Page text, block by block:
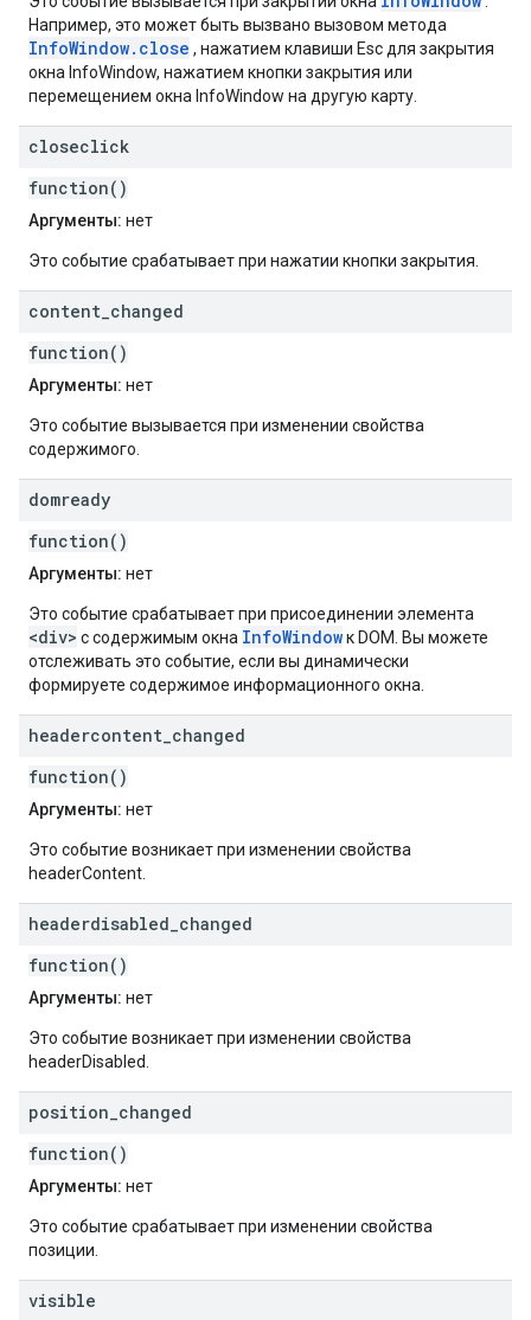
Например, это может быть вызвано вызовом метода
InfoWindow.close , нажатием клавиши Esc для закрытия
окна InfoWindow, нажатием кнопки закрытия или
перемещением окна InfoWindow на другую карту.
closeclick
function()
Аргументы: нет
Это событие срабатывает при нажатии кнопки закрытия.
content changed
function()
Аргументы: нет
Это событие вызывается при изменении свойства
содержимого.
domready
function()
Аргументы: нет
Это событие срабатывает при присоединении элемента
<div> с содержимым окна InfoWindowк DOM. Вы можете
отслеживать это событие, если вы динамически
формируете содержимое информационного окна.
headercontent changed
function()
Аргументы: нет
Это событие возникает при изменении свойства
headerContent.
headerdisabled changed
function()
Аргументы: нет
Это событие возникает при изменении свойства
headerDisabled.
position changed
function()
Аргументы: нет
Это событие срабатывает при изменении свойства
позиции.
visible